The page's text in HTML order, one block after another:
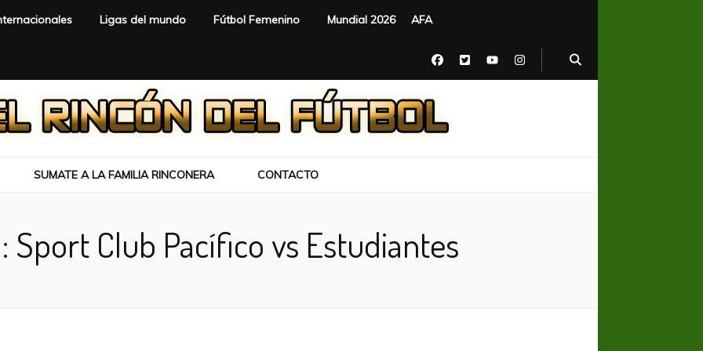
Ligas del mundo Fútbol Femenino Mundial 2026 AFA
SUMATE A LA FAMILIA RINCONERA CONTACTO
Sport Club Pacífico vs Estudiantes